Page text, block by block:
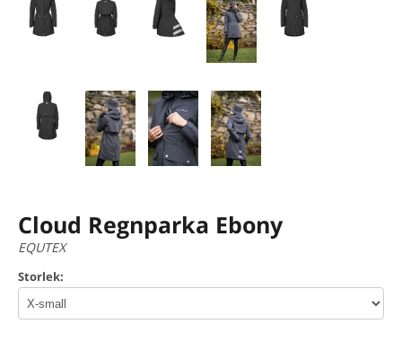
Cloud Regnparka Ebony
EQUTEX
Storlek: